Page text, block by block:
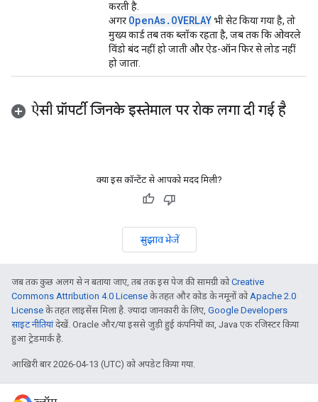
करती है.
अगर OpenAs.OVERLAY भी सेट किया गया है, तो
मुख्य कार्ड तब तक ब्लॉक रहता है, जब तक कि ओवरले
विंडो बंद नहीं हो जाती और ऐड-ऑन फिर से लोड नहीं
हो जाता.
ऐसी प्रॉपर्टी जिनके इस्तेमाल पर रोक लगा दी गई है
क्या इस कॉन्टेंट से आपको मदद मिली?
सुझाव भेजें
जब तक कुछ अलग से न बताया जाए, तब तक इस पेज की सामग्री कोCreative
Commons Attribution 4.0 License के तहत और कोड के नमूनों कोApache 2.0
License के तहत लाइसेंस मिला है. ज़्यादा जानकारी के लिए, Google Developers
साइट नीतियांदेखें. Oracle और/या इससे जुड़ी हुई कंपनियों का, Java एक रजिस्टर किया
हुआ ट्रेडमार्क है.
आखिरी बार 2026-04-13 (UTC) को अपडेट किया गया.